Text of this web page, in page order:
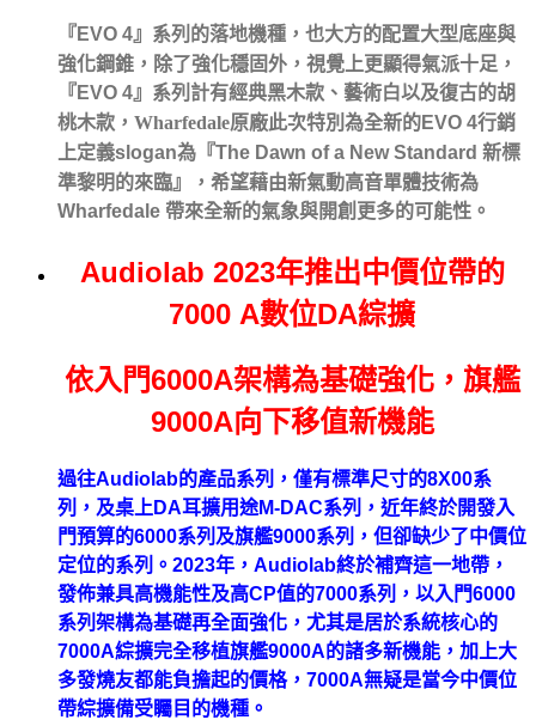
『EVO 4』系列的落地機種，也大方的配置大型底座與
強化鋼錐，除了強化穩固外，視覺上更顯得氣派十足，
『EVO 4』系列計有經典黑木款、藝術白以及復古的胡
桃木款， Wharfedale原廠此次特別為全新的EVO 4行銷
上定義slogan為『The Dawn of a New Standard 新標
準黎明的來臨』，希望藉由新氣動高音單體技術為
Wharfedale 帶來全新的氣象與開創更多的可能性。
Audiolab 2023年推出中價位帶的
7000 A數位DA綜擴
依入門6000A架構為基礎強化，旗艦
9000A向下移值新機能
過往Audiolab的產品系列，僅有標準尺寸的8X00系
列，及桌上DA耳擴用途M-DAC系列，近年終於開發入
門預算的6000系列及旗艦9000系列，但卻缺少了中價位
定位的系列。 2023年，Audiolab終於補齊這一地帶，
發佈兼具高機能性及高CP值的7000系列，以入門6000
系列架構為基礎再全面強化，尤其是居於系統核心的
7000A綜擴完全移植旗艦9000A的諸多新機能，加上大
多發燒友都能負擔起的價格，7000A無疑是當今中價位
帶綜擴備受矚目的機種。